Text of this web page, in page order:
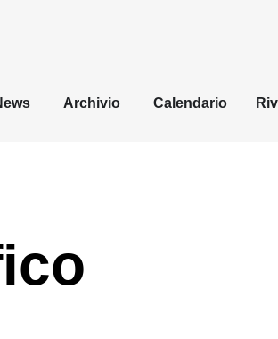
Archivio Calendario